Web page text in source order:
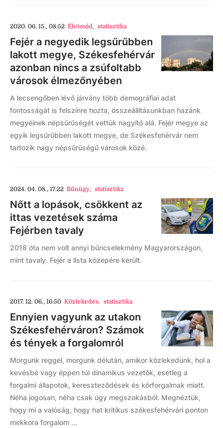
2020. 06. 15., 08:52 Életmód, statisztika
Fejér a negyedik legsűrűbben
lakott megye, Székesfehérvár
azonban nincs a zsúfoltabb
városok élmezőnyében
A lecsengőben lévő járvány több demográfiai adat
fontosságát is felszínre hozta, összeállításunkban hazánk
megyéinek népsűrűségét vettük nagyító alá. Fejér megye az
egyik legsűrűbben lakott megye, de Székesfehérvár nem
tartozik nagy népsűrűségű városok közé.
2024. 04. 08., 17:22 Bűnügy, statisztika
Nőtt a lopások, csökkent az
ittas vezetések száma
Fejérben tavaly
2018 óta nem volt annyi bűncselekmény Magyarországon,
mint tavaly. Fejér a lista közepére került.
2017. 12. 06., 16:50 Közlekedés, statisztika
Ennyien vagyunk az utakon
Székesfehérváron? Számok
és tények a forgalomról
Morgunk reggel, morgunk délután, amikor közlekedünk, hol a
kevésbé vagy éppen túl dinamikus vezetők, esetleg a
forgalmi állapotok, kereszteződések és körforgalmak miatt.
Néha jogosan, néha csak úgy megszokásból. Megnéztük,
hogy mi a valóság, hogy hat kritikus székesfehérvári ponton
mekkora forgalom ...